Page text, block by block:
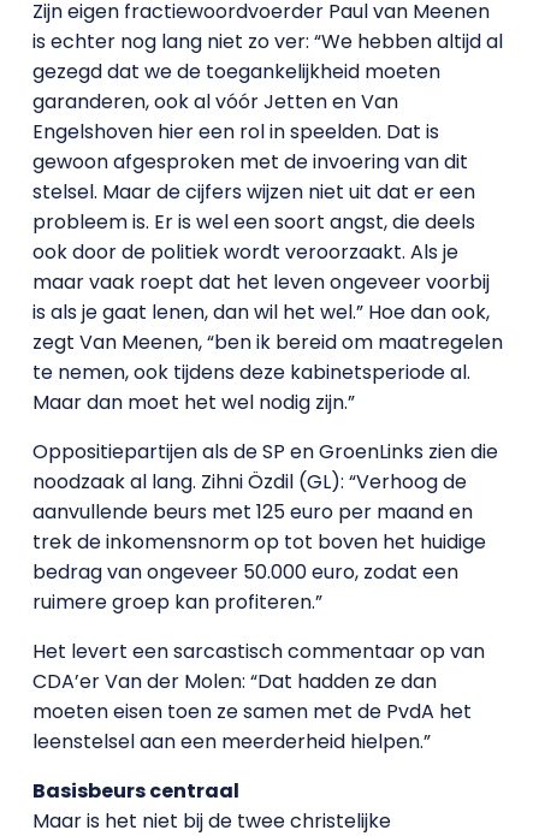
Zijn eigen fractiewoordvoerder Paul van Meenen
is echter nog lang niet zo ver: “We hebben altijd al
gezegd dat we de toegankelijkheid moeten
garanderen, ook al vóór Jetten en Van
Engelshoven hier een rol in speelden. Dat is
gewoon afgesproken met de invoering van dit
stelsel. Maar de cijfers wijzen niet uit dat er een
probleem is. Er is wel een soort angst, die deels
ook door de politiek wordt veroorzaakt. Als je
maar vaak roept dat het leven ongeveer voorbij
is als je gaat lenen, dan wil het wel.” Hoe dan ook,
zegt Van Meenen, “ben ik bereid om maatregelen
te nemen, ook tijdens deze kabinetsperiode al.
Maar dan moet het wel nodig zijn.”
Oppositiepartijen als de SP en GroenLinks zien die
noodzaak al lang. Zihni Özdil (GL): “Verhoog de
aanvullende beurs met 125 euro per maand en
trek de inkomensnorm op tot boven het huidige
bedrag van ongeveer 50.000 euro, zodat een
ruimere groep kan profiteren.”
Het levert een sarcastisch commentaar op van
CDA’er Van der Molen: “Dat hadden ze dan
moeten eisen toen ze samen met de PvdA het
leenstelsel aan een meerderheid hielpen.”
Basisbeurs centraal
Maar is het niet bij de twee christelijke